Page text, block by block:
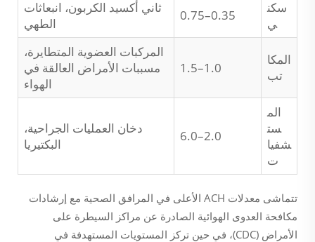
سكن
ي
0.35–0.75
ثاني أكسيد الكربون، انبعاثات
الطهي
المكا
تب
1.0–1.5
المركبات العضوية المتطايرة،
مسببات الأمراض العالقة في
الهواء
الم
ست
شفيا
ت
2.0–6.0
دخان العمليات الجراحية،
البكتيريا
تتماشى معدلات ACH الأعلى في المرافق الصحية مع إرشادات
مكافحة العدوى الهوائية الصادرة عن مراكز السيطرة على
الأمراض (CDC)، في حين تركز المستويات المستهدفة في